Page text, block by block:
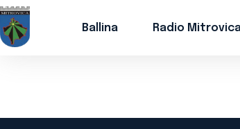
Ballina Radio